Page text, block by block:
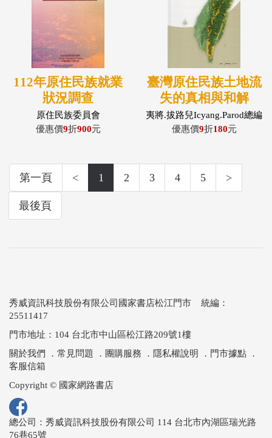
112年原住民族就業
狀況調查
原住民族委員會
優惠價9折900元
臺灣原住民族土地流
失的真相與和解
夷將.拔路兒Icyang.Parod總編
輯
優惠價9折180元
第一頁 < 1 2 3 4 5 >
最後頁
秀威資訊科技股份有限公司國家書店松江門市 統編：
25511417
門市地址：104 台北市中山區松江路209號1樓
關於我們
． 常見問題 ． 團購服務 ． 隱私權說明 ． 門市據點 ．
客服信箱
Copyright © 國家網路書店
總公司：秀威資訊科技股份有限公司 114 台北市內湖區瑞光路
76巷65號